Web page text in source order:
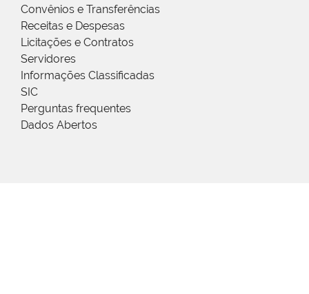
Convênios e Transferências
Receitas e Despesas
Licitações e Contratos
Servidores
Informações Classificadas
SIC
Perguntas frequentes
Dados Abertos